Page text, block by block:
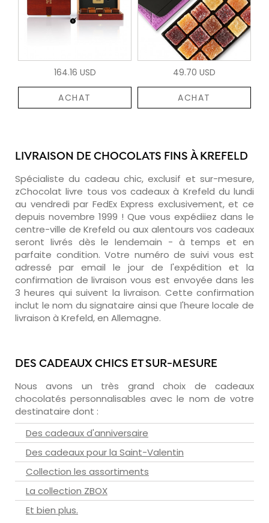
164.16 USD
ACHAT
49.70 USD
ACHAT
LIVRAISON DE CHOCOLATS FINS À KREFELD
Spécialiste du cadeau chic, exclusif et sur-mesure,
zChocolat livre tous vos cadeaux à Krefeld du lundi
au vendredi par FedEx Express exclusivement, et ce
depuis novembre 1999 ! Que vous expédiiez dans le
centre-ville de Krefeld ou aux alentours vos cadeaux
seront livrés dès le lendemain - à temps et en
parfaite condition. Votre numéro de suivi vous est
adressé par email le jour de l'expédition et la
confirmation de livraison vous est envoyée dans les
3 heures qui suivent la livraison. Cette confirmation
inclut le nom du signataire ainsi que l'heure locale de
livraison à Krefeld, en Allemagne.
DES CADEAUX CHICS ET SUR-MESURE
Nous avons un très grand choix de cadeaux
chocolatés personnalisables avec le nom de votre
destinataire dont :
Des cadeaux d'anniversaire
Des cadeaux pour la Saint-Valentin
Collection les assortiments
La collection ZBOX
Et bien plus.